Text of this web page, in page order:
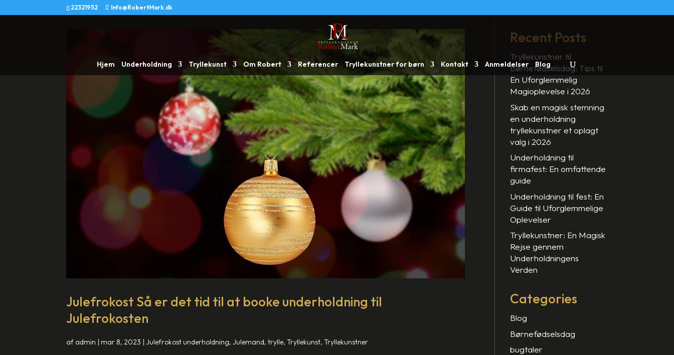
22321952 Info@RobertMark.dk
Hjem Underholdning Tryllekunst Om Robert Referencer Tryllekunstner for børn Kontakt Anmeldelser Blog
Julefrokost Så er det tid til at booke underholdning til
Julefrokosten
af admin | mar 8, 2023 | Julefrokost underholdning, Julemand, trylle, Tryllekunst, Tryllekunstner
Recent Posts
Tryllekunstner til
Børnefødselsdag: Tips til
En Uforglemmelig
Magioplevelse i 2026
Skab en magisk stemning
en underholdning
tryllekunstner et oplagt
valg i 2026
Underholdning til
firmafest: En omfattende
guide
Underholdning til fest: En
Guide til Uforglemmelige
Oplevelser
Tryllekunstner: En Magisk
Rejse gennem
Underholdningens
Verden
Categories
Blog
Børnefødselsdag
bugtaler